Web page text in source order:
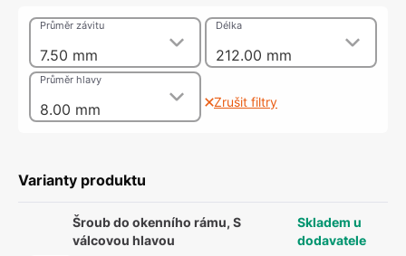
7.50 mm
Průměr závitu
212.00 mm
Délka
8.00 mm
Průměr hlavy
Zrušit filtry
Varianty produktu
Šroub do okenního rámu, S
válcovou hlavou
Skladem u
dodavatele